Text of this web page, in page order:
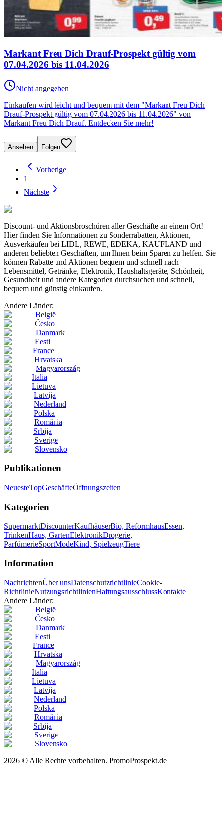
Markant Freu Dich Drauf-Prospekt gültig vom
07.04.2026 bis 11.04.2026
Nicht angegeben
Einkaufen wird leicht und bequem mit dem "Markant Freu Dich
Drauf-Prospekt gültig vom 07.04.2026 bis 11.04.2026" von
Markant Freu Dich Drauf. Entdecken Sie mehr!
Ansehen Folgen
Vorherige
1
Nächste
Discount- und Aktionsbroschüren aller Geschäfte an einem Ort!
Hier finden Sie Informationen zu Sonderrabatten, Aktionen,
Ausverkäufen bei LIDL, REWE, EDEKA, KAUFLAND und
anderen beliebten Geschäften, um Ihnen beim Sparen zu helfen. Sie
können Rabatte und Aktionen bequem und schnell nach
Lebensmittel, Getränke, Elektronik, Haushaltsgeräte, Schönheit,
Gesundheit und andere Kategorien durchsuchen und schnell,
bequem und günstig einkaufen.
Andere Länder:
België
Česko
Danmark
Eesti
France
Hrvatska
Magyarország
Italia
Lietuva
Latvija
Nederland
Polska
România
Srbija
Sverige
Slovensko
Publikationen
NeuesteTopGeschäfteÖffnungszeiten
Kategorien
SupermarktDiscounterKaufhäuserBio, ReformhausEssen,
TrinkenHaus, GartenElektronikDrogerie,
ParfümerieSportModeKind, SpielzeugTiere
Information
NachrichtenÜber unsDatenschutzrichtlinieCookie-
RichtlinieNutzungsrichtlinienHaftungsausschlussKontakte
Andere Länder:
België
Česko
Danmark
Eesti
France
Hrvatska
Magyarország
Italia
Lietuva
Latvija
Nederland
Polska
România
Srbija
Sverige
Slovensko
2026 © Alle Rechte vorbehalten. PromoProspekt.de